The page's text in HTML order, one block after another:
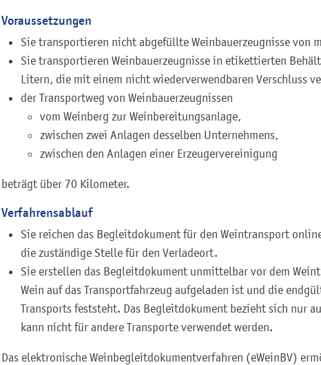
Voraussetzungen
Sie transportieren nicht abgefüllte Weinbauerzeugnisse von
Sie transportieren Weinbauerzeugnisse in etikettierten
Litern, die mit einem nicht wiederverwendbaren Verschluss
der Transportweg von Weinbauerzeugnissen
vom Weinberg zur Weinbereitungsanlage,
zwischen zwei Anlagen desselben Unternehmens,
zwischen den Anlagen einer Erzeugervereinigung
beträgt über 70 Kilometer.
Verfahrensablauf
Sie reichen das Begleitdokument für den Weintransport
die zuständige Stelle für den Verladeort.
Sie erstellen das Begleitdokument unmittelbar vor dem
Wein auf das Transportfahrzeug aufgeladen ist und die
Transports feststeht. Das Begleitdokument bezieht sich nur
kann nicht für andere Transporte verwendet werden.
Das elektronische Weinbegleitdokumentverfahren (eWeinBV)